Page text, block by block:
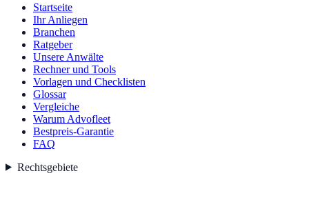
Startseite
Ihr Anliegen
Branchen
Ratgeber
Unsere Anwälte
Rechner und Tools
Vorlagen und Checklisten
Glossar
Vergleiche
Warum Advofleet
Bestpreis-Garantie
FAQ
Rechtsgebiete